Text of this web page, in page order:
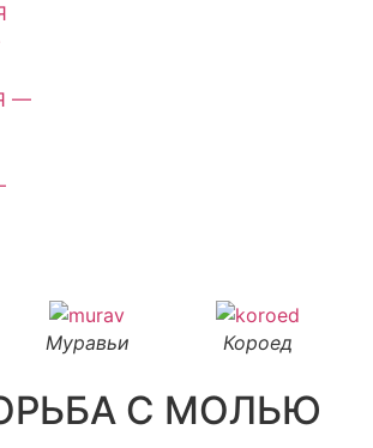
—
Муравьи Короед
С МОЛЬЮ